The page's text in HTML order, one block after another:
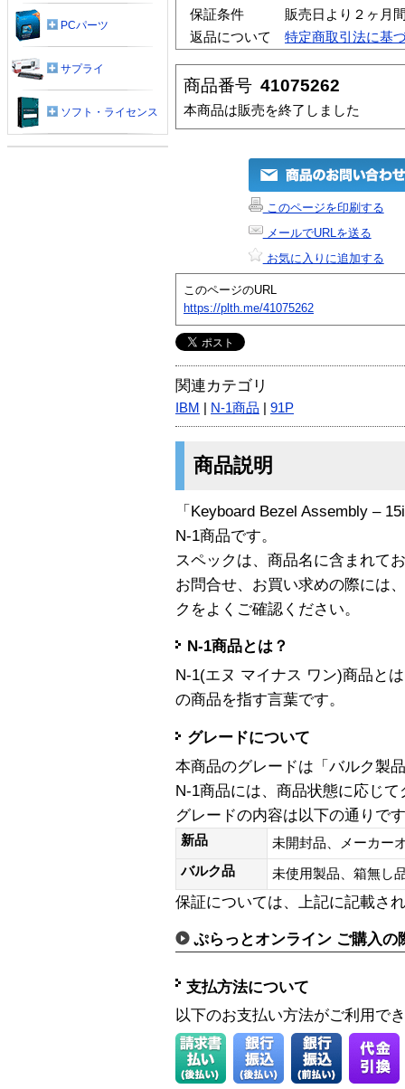
保証条件
販売日より２ヶ月
返品について
特定商取引法に基
商品番号 41075262
本商品は販売を終了しました
このページを印刷する
メールでURLを送る
お気に入りに追加する
このページのURL
https://plth.me/41075262
関連カテゴリ
IBM N-1商品 91P
商品説明
「Keyboard Bezel Assembly –
N-1商品です。
スペックは、商品名に含まれて
お問合せ、お買い求めの際には
クをよくご確認ください。
N-1商品とは？
N-1(エヌ マイナス ワン)商品と
の商品を指す言葉です。
グレードについて
本商品のグレードは「バルク製
N-1商品には、商品状態に応じ
グレードの内容は以下の通りで
新品
未開封品、メーカー
バルク品
未使用製品、箱無
保証については、上記に記載さ
ぷらっとオンライン ご購入の
支払方法について
以下のお支払い方法がご利用で
PCパーツ
サプライ
ソフト・ライセンス